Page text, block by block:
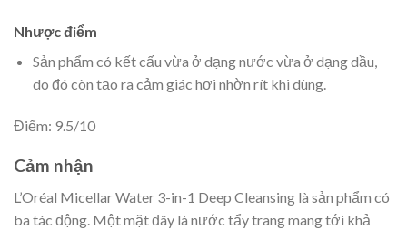
Nhược điểm
Sản phẩm có kết cấu vừa ở dạng nước vừa ở dạng dầu,
do đó còn tạo ra cảm giác hơi nhờn rít khi dùng.
Điểm: 9.5/10
Cảm nhận
L’Oréal Micellar Water 3-in-1 Deep Cleansing là sản phẩm có
ba tác động. Một mặt đây là nước tẩy trang mang tới khả